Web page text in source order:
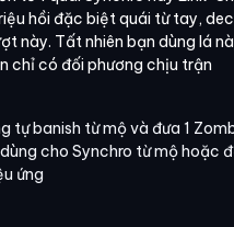
hồi đặc biệt quái từ tay,
này. Tất nhiên bạn dùng lá
chỉ có đối phương chịu trận
tự banish từ mộ và đưa 1
cho Synchro từ mộ hoặc
ứng